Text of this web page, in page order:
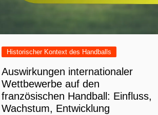
Historischer Kontext des Handballs
Auswirkungen internationaler
Wettbewerbe auf den
französischen Handball: Einfluss,
Wachstum, Entwicklung